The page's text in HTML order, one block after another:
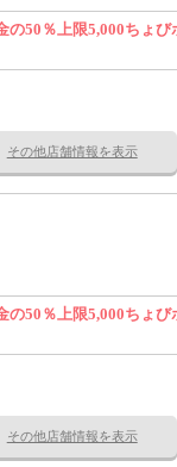
の50％上限5,000ちょび
その他店舗情報を表示
の50％上限5,000ちょび
その他店舗情報を表示